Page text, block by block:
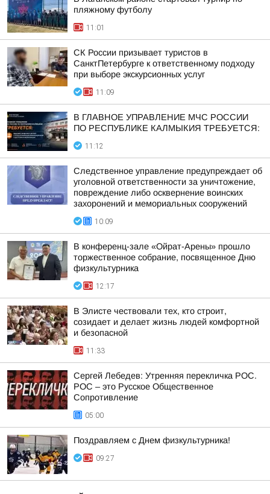
пляжному футболу
11:01
СК России призывает туристов в
СанктПетербурге к ответственному подходу
при выборе экскурсионных услуг
11:09
В ГЛАВНОЕ УПРАВЛЕНИЕ МЧС РОССИИ
ПО РЕСПУБЛИКЕ КАЛМЫКИЯ ТРЕБУЕТСЯ:
11:12
Следственное управление предупреждает об
уголовной ответственности за уничтожение,
повреждение либо осквернение воинских
захоронений и мемориальных сооружений
10:09
В конференц-зале «Ойрат-Арены» прошло
торжественное собрание, посвященное Дню
физкультурника
12:17
В Элисте чествовали тех, кто строит,
созидает и делает жизнь людей комфортной
и безопасной
11:33
Сергей Лебедев: Утренняя перекличка РОС.
РОС – это Русское Общественное
Сопротивление
05:00
Поздравляем с Днем физкультурника!
09:27